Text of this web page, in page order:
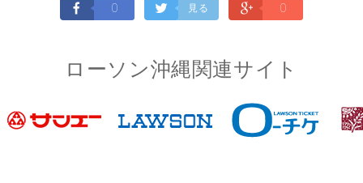
0 見る 0
ローソン沖縄関連サイト